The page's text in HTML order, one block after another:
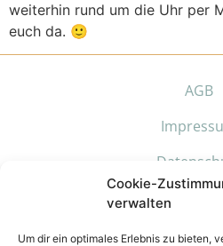
Cookie-
verwalten
Um dir ein optimales Erlebnis zu bieten,
weiterhin rund um die Uhr per
euch da. 🙂
AGB